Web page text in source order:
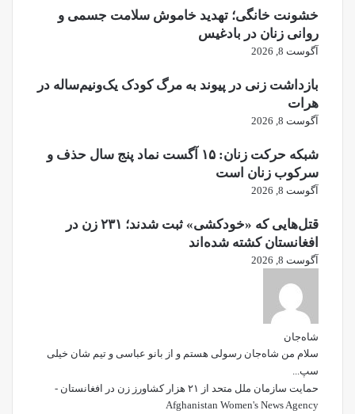
خشونت خانگی؛ تهدید خاموش سلامت جسمی و
روانی زنان در بادغیس
آگوست 8, 2026
بازداشت زنی در پیوند به مرگ کودک یک‌ونیم‌ساله در
هرات
آگوست 8, 2026
شبکه حرکت زنان: ۱۵ آگست نماد پنج سال حذف و
سرکوب زنان است
آگوست 8, 2026
قتل‌هایی که «خودکشی» ثبت شدند؛ ۲۳۱ زن در
افغانستان کشته شده‌اند
آگوست 8, 2026
شاه‌جان
سلام من شاه‌جان رسولی هستم و از بانو عباسی و تیم شان خیلی
سپ...
حمایت سازمان ملل متحد از ۲۱ هزار کشاورز زن در افغانستان -
Afghanistan Women's News Agency